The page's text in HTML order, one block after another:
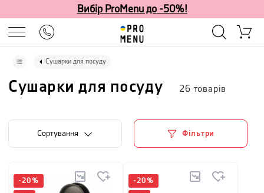
Вибір ProMenu до -50%!
Сушарки для посуду
Сушарки для посуду 26 товарів
Сортування Фільтри
-20 % -20 %